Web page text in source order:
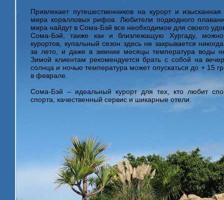
Привлекает путешественников на курорт и
мира коралловых рифов. Любители подводного
мира найдут в Сома-Бэй все необходимое для своего
Сома-Бэй, также как и близлежащую Хургаду, можно
курортов, купальный сезон здесь не закрывается
за лето, и даже в зимние месяцы температура воды
Зимой клиентам рекомендуется брать с собой на
солнца и ночью температура может опускаться до + 15
в феврале.
Сома-Бэй – идеальный курорт для тех, кто любит
спорта, качественный сервис и шикарные отели.